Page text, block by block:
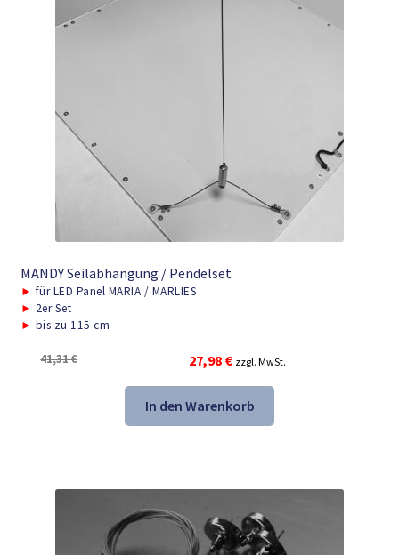
MANDY Seilabhängung / Pendelset
► für LED Panel MARIA / MARLIES
► 2er Set
► bis zu 115 cm
41,31€
Ursprünglicher
Preis
war:
41,31 €
27,98 €Aktueller
Preis
ist:
27,98 €.
zzgl. MwSt.
In den Warenkorb